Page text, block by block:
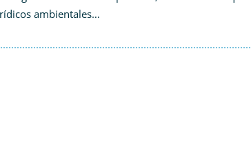
ambientales…